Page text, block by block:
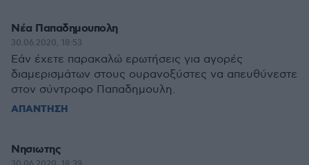
Νέα Παπαδημουπολη
30.06.2020, 18:53
Εάν έχετε παρακαλώ ερωτήσεις για αγορές
διαμερισμάτων στους ουρανοξύστες να απευθύνεστε
στον σύντροφο Παπαδημουλη.
ΑΠΑΝΤΗΣΗ
Νησιωτης